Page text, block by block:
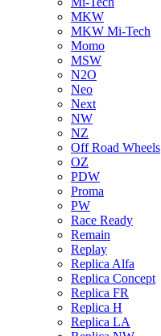
MKW
MKW Mi-Tech
Momo
MSW
N2O
Neo
Next
NW
NZ
Off Road Wheels
OZ
PDW
Proma
PW
Race Ready
Remain
Replay
Replica Alfa
Replica Concept
Replica FR
Replica H
Replica LA